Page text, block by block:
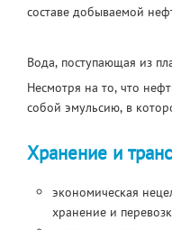
составе добываемой
Вода, поступающая из
Несмотря на то, что
собой эмульсию, в
Хранение и
экономическая
хранение и